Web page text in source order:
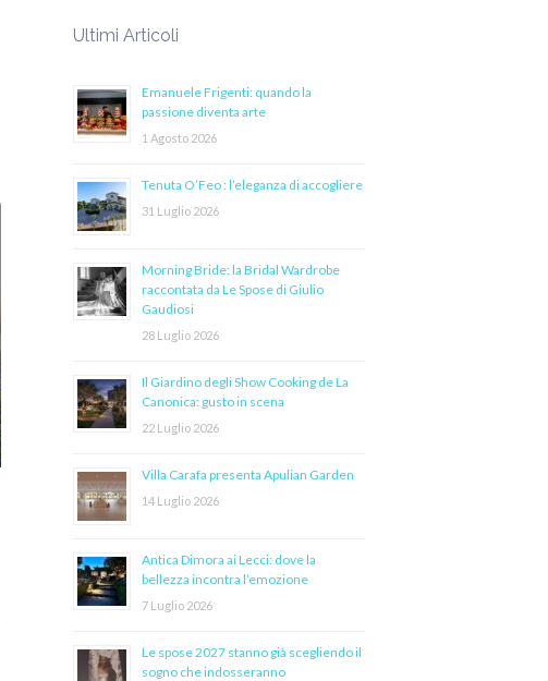
Ultimi Articoli
Emanuele Frigenti: quando la
passione diventa arte
1 Agosto 2026
Tenuta O’Feo : l’eleganza di accogliere
31 Luglio 2026
Morning Bride: la Bridal Wardrobe
raccontata da Le Spose di Giulio
Gaudiosi
28 Luglio 2026
Il Giardino degli Show Cooking de La
Canonica: gusto in scena
22 Luglio 2026
Villa Carafa presenta Apulian Garden
14 Luglio 2026
Antica Dimora ai Lecci: dove la
bellezza incontra l’emozione
7 Luglio 2026
Le spose 2027 stanno già scegliendo il
sogno che indosseranno